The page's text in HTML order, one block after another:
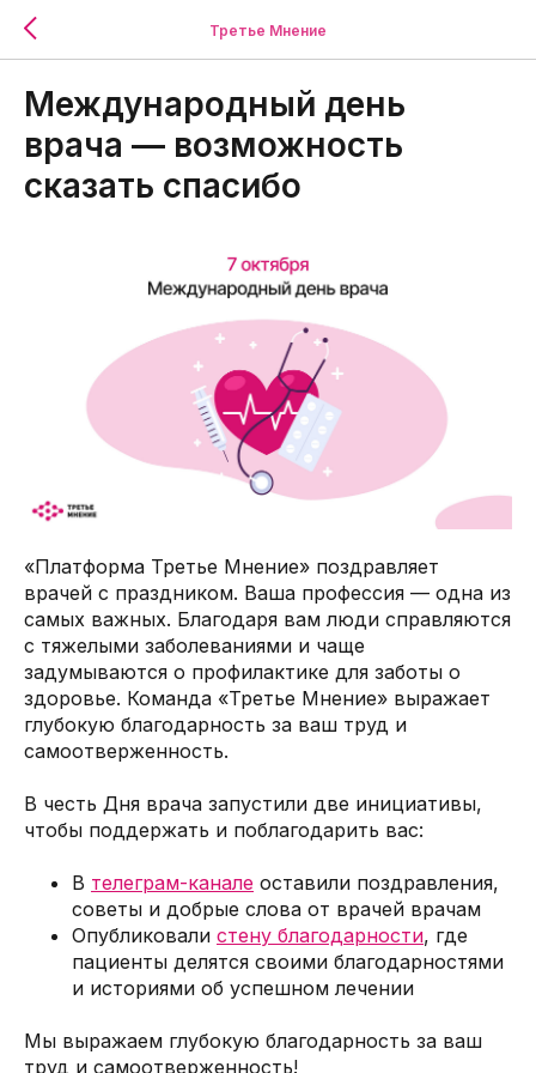
Третье Мнение
Международный день
врача — возможность
сказать спасибо
«Платформа Третье Мнение» поздравляет
врачей с праздником. Ваша профессия — одна из
самых важных. Благодаря вам люди справляются
с тяжелыми заболеваниями и чаще
задумываются о профилактике для заботы о
здоровье. Команда «Третье Мнение» выражает
глубокую благодарность за ваш труд и
самоотверженность.
В честь Дня врача запустили две инициативы,
чтобы поддержать и поблагодарить вас:
В телеграм-канале оставили поздравления,
советы и добрые слова от врачей врачам
Опубликовали стену благодарности, где
пациенты делятся своими благодарностями
и историями об успешном лечении
Мы выражаем глубокую благодарность за ваш
труд и самоотверженность!